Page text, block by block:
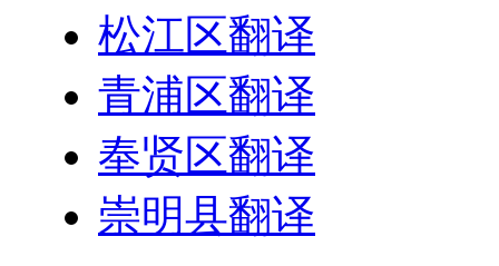
松江区翻译
青浦区翻译
奉贤区翻译
崇明县翻译